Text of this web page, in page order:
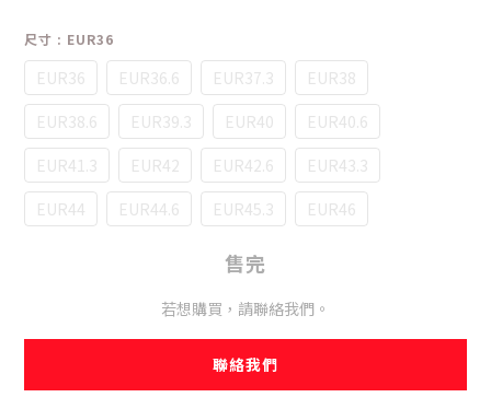
尺寸 : EUR36
EUR36 EUR36.6 EUR37.3
EUR38
EUR38.6
EUR39.3 EUR40
EUR40.6
EUR41.3
EUR42 EUR42.6
EUR43.3
EUR44
EUR44.6 EUR45.3 EUR46
售完
若想購買，請聯絡我們。
聯絡我們